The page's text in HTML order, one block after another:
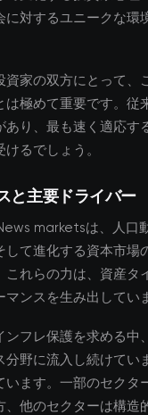
に対するユニークな環
資家の双方にとって、
は極めて重要です。従
あり、最も速く適応す
るでしょう。
と主要ドライバー
marketsは、人口
して進化する資本市場
これらの力は、資産タ
ンスを生み出してい
ンフレ保護を求める中
分野に流入し続けてい
います。一部のセクタ
、他のセクターは構造